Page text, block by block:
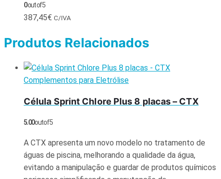
0out of 5
387,45€ C/IVA
Produtos Relacionados
Complementos para Eletrólise
Célula Sprint Chlore Plus 8 placas – CTX
5.00out of 5
A CTX apresenta um novo modelo no tratamento de
águas de piscina, melhorando a qualidade da água,
evitando a manipulação e guardar de produtos químicos